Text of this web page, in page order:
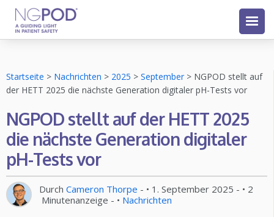
Startseite > Nachrichten > 2025 > September > NGPOD stellt auf
der HETT 2025 die nächste Generation digitaler pH-Tests vor
NGPOD stellt auf der HETT 2025
die nächste Generation digitaler
pH-Tests vor
Durch Cameron Thorpe - • 1. September 2025 - • 2
Minutenanzeige - • Nachrichten